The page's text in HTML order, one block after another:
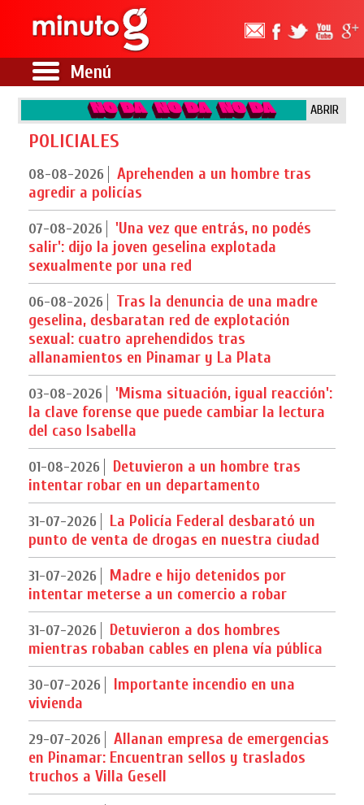
Menú
ABRIR
POLICIALES
08-08-2026
Aprehenden a un hombre tras
agredir a policías
07-08-2026
'Una vez que entrás, no podés
salir': dijo la joven geselina explotada
sexualmente por una red
06-08-2026
Tras la denuncia de una madre
geselina, desbaratan red de explotación
sexual: cuatro aprehendidos tras
allanamientos en Pinamar y La Plata
03-08-2026
'Misma situación, igual reacción':
la clave forense que puede cambiar la lectura
del caso Isabella
01-08-2026
Detuvieron a un hombre tras
intentar robar en un departamento
31-07-2026
La Policía Federal desbarató un
punto de venta de drogas en nuestra ciudad
31-07-2026
Madre e hijo detenidos por
intentar meterse a un comercio a robar
31-07-2026
Detuvieron a dos hombres
mientras robaban cables en plena vía pública
30-07-2026
Importante incendio en una
vivienda
29-07-2026
Allanan empresa de emergencias
en Pinamar: Encuentran sellos y traslados
truchos a Villa Gesell